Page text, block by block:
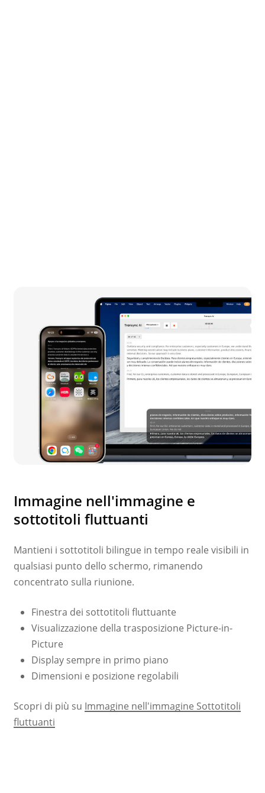
Immagine nell'immagine e
sottotitoli fluttuanti
Mantieni i sottotitoli bilingue in tempo reale visibili in
qualsiasi punto dello schermo, rimanendo
concentrato sulla riunione.
Finestra dei sottotitoli fluttuante
Visualizzazione della trasposizione Picture-in-
Picture
Display sempre in primo piano
Dimensioni e posizione regolabili
Scopri di più su Immagine nell'immagine Sottotitoli
fluttuanti